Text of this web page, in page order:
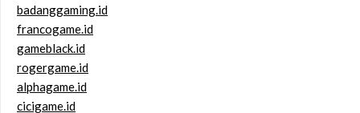
badanggaming.id
francogame.id
gameblack.id
rogergame.id
alphagame.id
cicigame.id